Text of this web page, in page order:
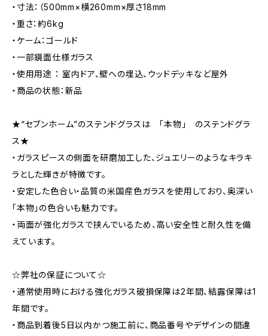
・寸法：（500mm×横260mm×厚さ18mm
・重さ：約6kg
・ケーム：ゴールド
・一部鏡面仕様ガラス
・使用用途 ： 室内ドア、壁への埋込、ウッドデッキなど屋外
・商品の状態：新品
★“セブンホーム”のステンドグラスは 「本物」 のステンドグラ
ス★
・ガラスピースの側面を研磨加工した、ジュエリーのようなキラキ
ラとした輝きが特徴です。
・安定した色合い・品質の米国産色ガラスを使用しており、奥深い
「本物」の色合いも魅力です。
・両面が強化ガラスで挟んでいるため、高い安全性と耐久性を備
えています。
☆弊社の保証について☆
・通常使用時における強化ガラス破損保障は2年間、結露保障は1
年間です。
・商品到着後5日以内かつ施工前に、商品番号やデザインの間違